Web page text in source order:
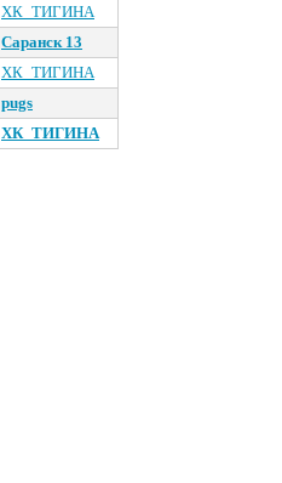
ХК_ТИГИНА
Саранск 13
ХК_ТИГИНА
pugs
ХК_ТИГИНА